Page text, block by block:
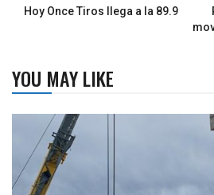
Hoy Once Tiros llega a la 89.9
YOU MAY LIKE